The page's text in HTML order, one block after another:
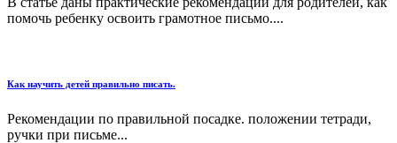
помочь ребенку освоить грамотное письмо....
Как научить детей правильно писать.
Рекомендации по правильной посадке. положении тетради,
ручки при письме...